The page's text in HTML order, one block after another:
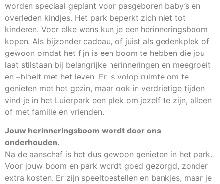
worden speciaal geplant voor pasgeboren baby’s en
overleden kindjes. Het park beperkt zich niet tot
kinderen. Voor elke wens kun je een herinneringsboom
kopen. Als bijzonder cadeau, of juist als gedenkplek of
gewoon omdat het fijn is een boom te hebben die jou
laat stilstaan bij belangrijke herinneringen en meegroeit
en –bloeit met het leven. Er is volop ruimte om te
genieten met het gezin, maar ook in verdrietige tijden
vind je in het Luierpark een plek om jezelf te zijn, alleen
of met familie en vrienden.
Jouw herinneringsboom wordt door ons
onderhouden.
Na de aanschaf is het dus gewoon genieten in het park.
Voor jouw boom en park wordt goed gezorgd, zonder
extra kosten. Er zijn speeltoestellen en bankjes, maar je